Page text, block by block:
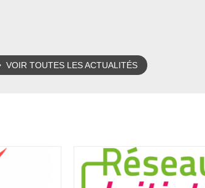
VOIR TOUTES LES ACTUALITÉS